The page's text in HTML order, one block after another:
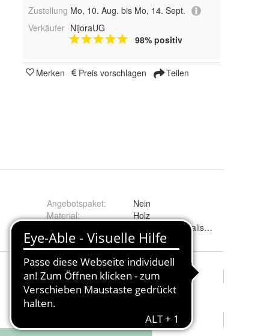
Zustellung Mo, 10. Aug. bis Mo, 14. Sept.
Verkäufer NijoraUG
98% positiv
Merken Preis vorschlagen Teilen
Angebotspaket:
Nein
Material:
Holz